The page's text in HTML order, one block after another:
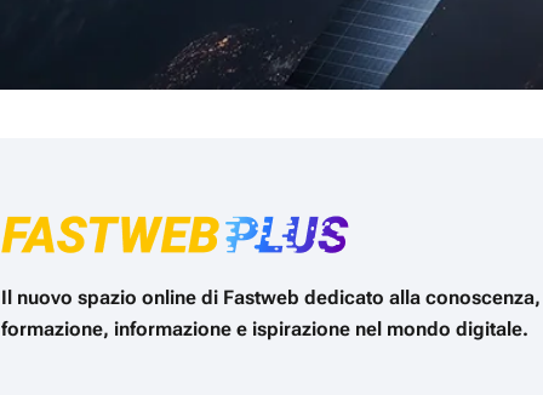
Il nuovo spazio online di Fastweb dedicato alla conoscenza,
formazione, informazione e ispirazione nel mondo digitale.